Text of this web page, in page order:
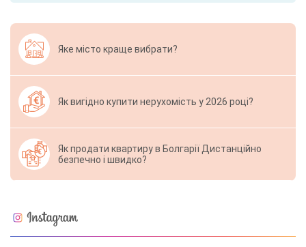
Яке місто краще вибрати?
Як вигідно купити нерухомість у 2026 році?
Як продати квартиру в Болгарії Дистанційно
безпечно і швидко?